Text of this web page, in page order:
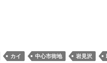
カイ 中心市街地 岩見沢